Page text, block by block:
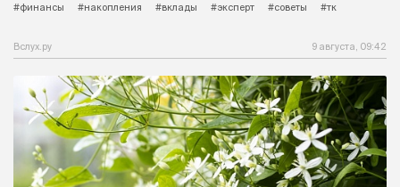
#финансы
#накопления #вклады #эксперт #советы #тк
Вслух.ру 9 августа, 09:42